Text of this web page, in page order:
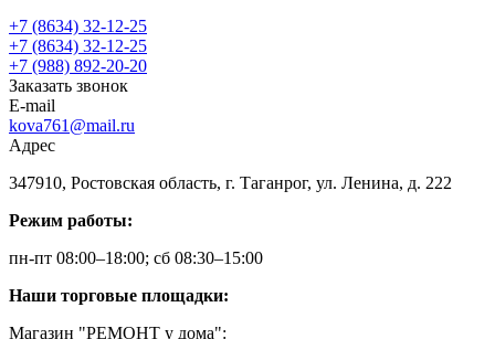
+7 (8634) 32-12-25
+7 (8634) 32-12-25
+7 (988) 892-20-20
Заказать звонок
E-mail
kova761@mail.ru
Адрес
347910, Ростовская область, г. Таганрог, ул. Ленина, д. 222
Режим работы:
пн-пт 08:00–18:00; сб 08:30–15:00
Наши торговые площадки:
Магазин "РЕМОНТ у дома":